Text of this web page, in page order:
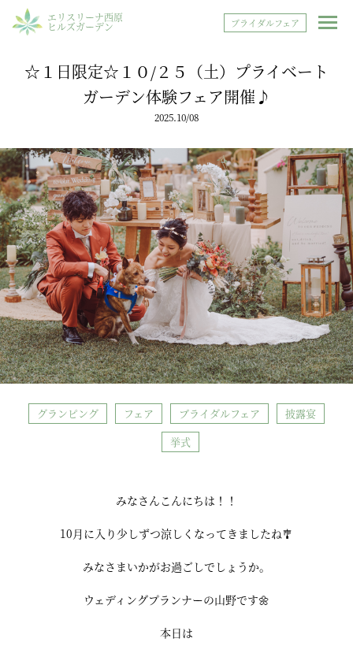
エリスリーナ西原
ヒルズガーデン ブライダルフェア
☆１日限定☆１０/２５（土）プライベート
ガーデン体験フェア開催♪
2025.10/08
グランピング フェア ブライダルフェア
披露宴
挙式
みなさんこんにちは！！
10月に入り少しずつ涼しくなってきましたね🎐
みなさまいかがお過ごしでしょうか。
ウェディングプランナーの山野です🌼
本日は